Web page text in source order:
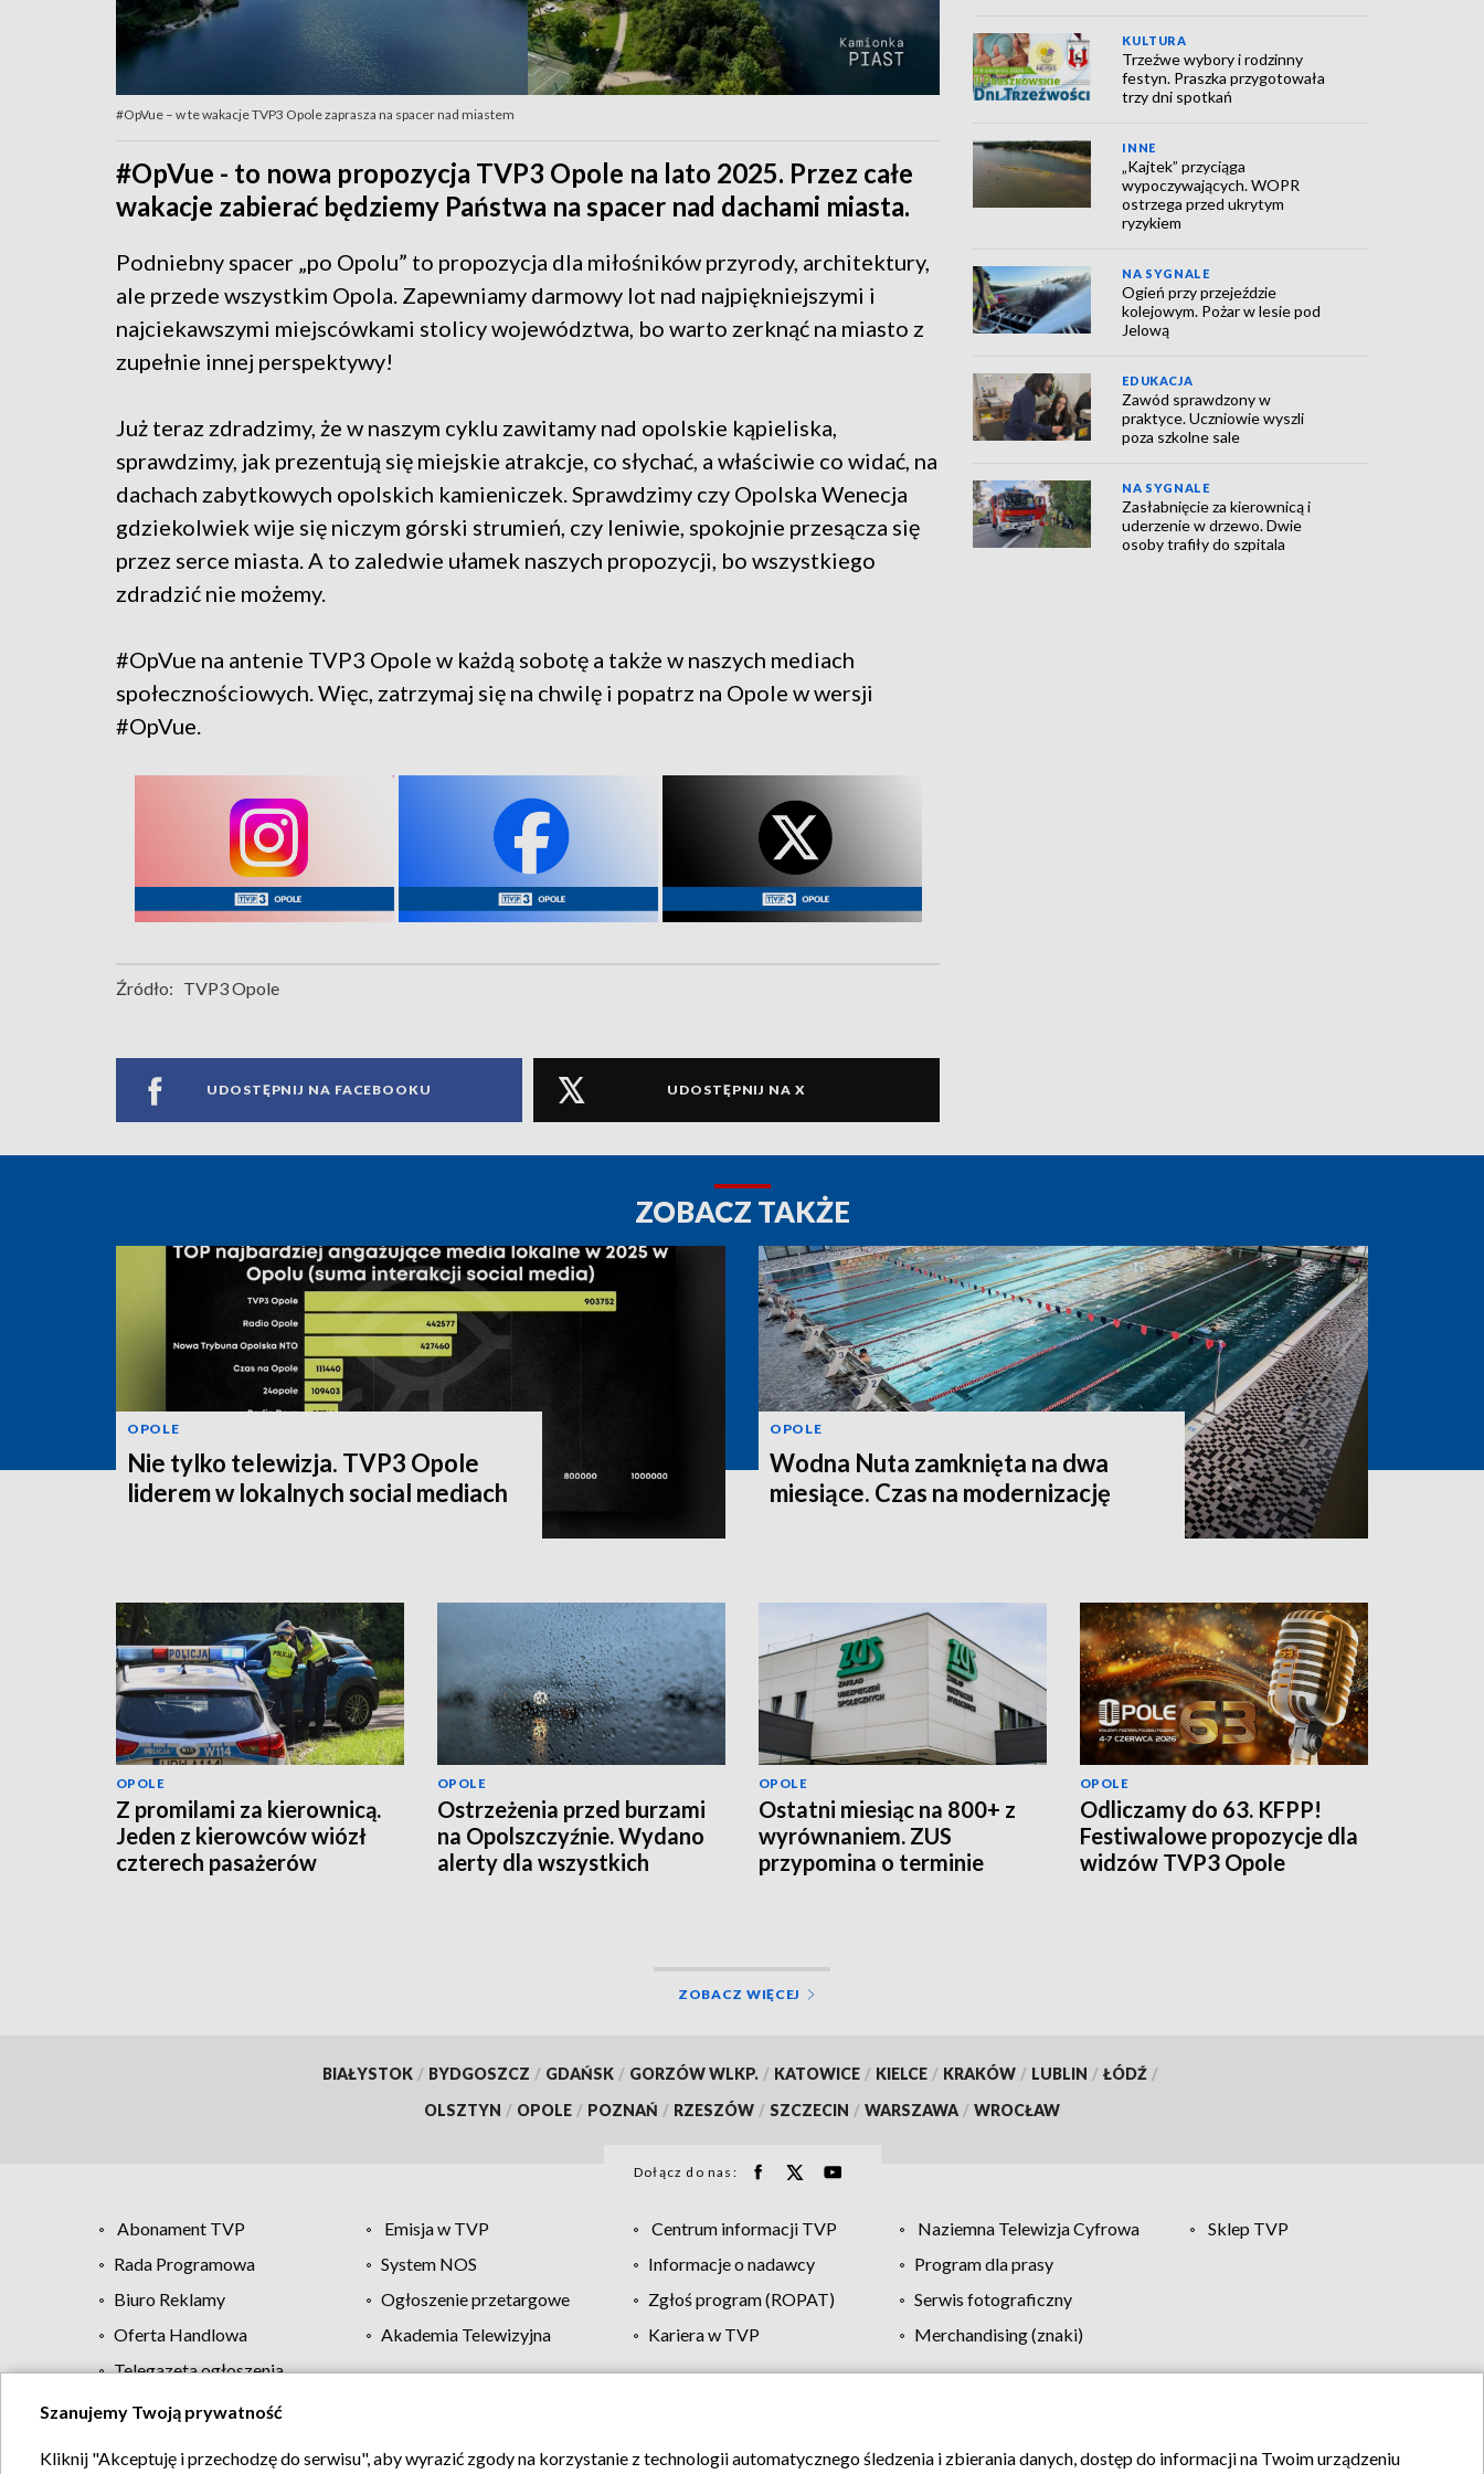
#OpVue – w te wakacje TVP3 Opole zaprasza na spacer nad miastem
#OpVue - to nowa propozycja TVP3 Opole na lato 2025. Przez całe
wakacje zabierać będziemy Państwa na spacer nad dachami miasta.
Podniebny spacer „po Opolu” to propozycja dla miłośników przyrody, architektury,
ale przede wszystkim Opola. Zapewniamy darmowy lot nad najpiękniejszymi i
najciekawszymi miejscówkami stolicy województwa, bo warto zerknąć na miasto z
zupełnie innej perspektywy!
Już teraz zdradzimy, że w naszym cyklu zawitamy nad opolskie kąpieliska,
sprawdzimy, jak prezentują się miejskie atrakcje, co słychać, a właściwie co widać, na
dachach zabytkowych opolskich kamieniczek. Sprawdzimy czy Opolska Wenecja
gdziekolwiek wije się niczym górski strumień, czy leniwie, spokojnie przesącza się
przez serce miasta. A to zaledwie ułamek naszych propozycji, bo wszystkiego
zdradzić nie możemy.
#OpVue na antenie TVP3 Opole w każdą sobotę a także w naszych mediach
społecznościowych. Więc, zatrzymaj się na chwilę i popatrz na Opole w wersji
#OpVue.
Źródło: TVP3 Opole
UDOSTĘPNIJ NA FACEBOOKU UDOSTĘPNIJ NA X
KULTURA
Trzeźwe wybory i rodzinny
festyn. Praszka przygotowała
trzy dni spotkań
INNE
„Kajtek” przyciąga
wypoczywających. WOPR
ostrzega przed ukrytym
ryzykiem
NA SYGNALE
Ogień przy przejeździe
kolejowym. Pożar w lesie pod
Jelową
EDUKACJA
Zawód sprawdzony w
praktyce. Uczniowie wyszli
poza szkolne sale
NA SYGNALE
Zasłabnięcie za kierownicą i
uderzenie w drzewo. Dwie
osoby trafiły do szpitala
ZOBACZ TAKŻE
OPOLE
Nie tylko telewizja. TVP3 Opole
liderem w lokalnych social mediach
OPOLE
Wodna Nuta zamknięta na dwa
miesiące. Czas na modernizację
OPOLE
Z promilami za kierownicą.
Jeden z kierowców wiózł
czterech pasażerów
OPOLE
Ostrzeżenia przed burzami
na Opolszczyźnie. Wydano
alerty dla wszystkich
OPOLE
Ostatni miesiąc na 800+ z
wyrównaniem. ZUS
przypomina o terminie
OPOLE
Odliczamy do 63. KFPP!
Festiwalowe propozycje dla
widzów TVP3 Opole
ZOBACZ WIĘCEJ
BIAŁYSTOK / BYDGOSZCZ / GDAŃSK / GORZÓW WLKP. / KATOWICE / KIELCE / KRAKÓW / LUBLIN / ŁÓDŹ /
OLSZTYN / OPOLE / POZNAŃ / RZESZÓW / SZCZECIN / WARSZAWA / WROCŁAW
Dołącz do nas:
Abonament TVP Emisja w TVP Centrum informacji TVP Naziemna Telewizja Cyfrowa
Sklep TVP
Rada Programowa
System NOS Informacje o nadawcy
Program dla prasy
Biuro Reklamy
Ogłoszenie przetargowe Zgłoś program (ROPAT)
Serwis fotograficzny
Oferta Handlowa
Akademia Telewizyjna Kariera w TVP
Merchandising (znaki)
Telegazeta ogłoszenia
Regulamin TVP Polityka prywatności Moje zgody Pomoc Biuro reklamy Kontakt
Szanujemy Twoją prywatność
Kliknij "Akceptuję i przechodzę do serwisu", aby wyrazić zgody na korzystanie z technologii automatycznego śledzenia i zbierania danych, dostęp do informacji na Twoim urządzeniu